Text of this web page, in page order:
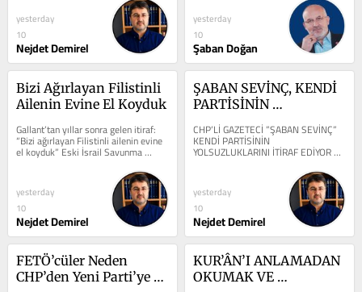
yesterday
10
Nejdet Demirel
yesterday
10
Şaban Doğan
Bizi Ağırlayan Filistinli
Ailenin Evine El Koyduk
Gallant’tan yıllar sonra gelen itiraf:
“Bizi ağırlayan Filistinli ailenin evine
el koyduk” Eski İsrail Savunma
Bakanı Yoav Gallant’ın...
yesterday
10
Nejdet Demirel
ŞABAN SEVİNÇ, KENDİ
PARTİSİNİN
İTİRAF EDİYOR
CHP’Lİ GAZETECİ ”ŞABAN SEVİNÇ”
KENDİ PARTİSİNİN
YOLSUZLUKLARINI İTİRAF EDİYOR
yesterday
10
Nejdet Demirel
FETÖ’cüler Neden
CHP’den Yeni Parti’ye
KUR’ÂN’I ANLAMADAN
OKUMAK VE